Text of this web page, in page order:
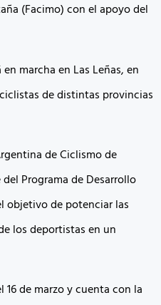
(Facimo) con el apoyo del
marcha en Las Leñas, en
de distintas provincias
de Ciclismo de
Programa de Desarrollo
objetivo de potenciar las
los deportistas en un
16 de marzo y cuenta con la